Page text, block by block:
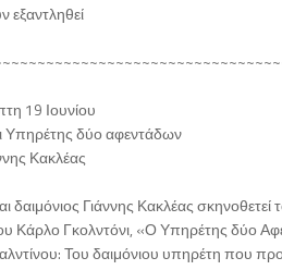
εξαντληθεί
19 Ιουνίου
Υπηρέτης δύο αφεντάδων
Κακλέας
δαιμόνιος Γιάννης Κακλέας
Κάρλο Γκολντόνι, «Ο Υπηρέτης δύο
Του δαιμόνιου υπηρέτη που